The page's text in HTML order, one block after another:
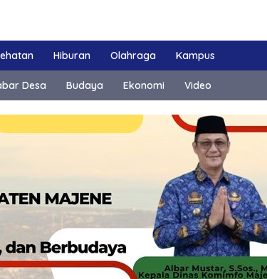
Hiburan Olahraga Kampus
Desa Budaya Ekonomi Video